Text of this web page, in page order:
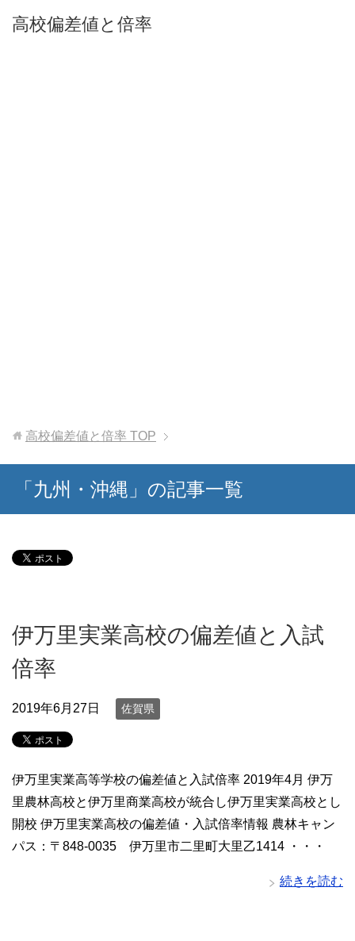
高校偏差値と倍率
高校偏差値と倍率 TOP
「九州・沖縄」の記事一覧
伊万里実業高校の偏差値と入試
倍率
2019年6月27日 佐賀県
伊万里実業高等学校の偏差値と入試倍率 2019年4月 伊万
里農林高校と伊万里商業高校が統合し伊万里実業高校とし
開校 伊万里実業高校の偏差値・入試倍率情報 農林キャン
パス：〒848-0035 伊万里市二里町大里乙1414 ・・・
続きを読む